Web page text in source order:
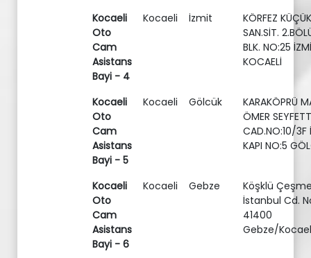
Kocaeli
Oto
Cam
Asistans
Bayi - 4
Kocaeli İzmit
KÖRFEZ KÜÇÜK
SAN.SİT.
BLK. NO:25
KOCAELİ
Kocaeli
Oto
Cam
Asistans
Bayi - 5
Kocaeli Gölcük
KARAKÖPRÜ
ÖMER
CAD.NO:10/3F
KAPI NO:5
Kocaeli
Oto
Cam
Asistans
Bayi - 6
Kocaeli Gebze
Köşklü
İstanbul Cd.
41400
Gebze/